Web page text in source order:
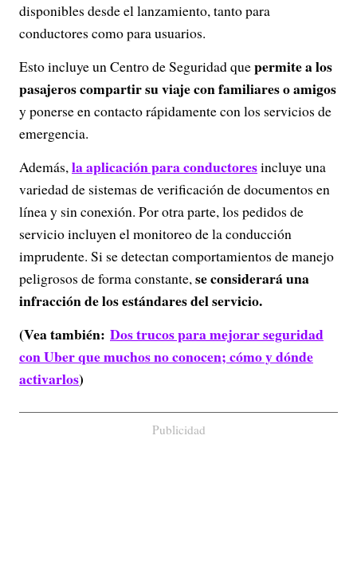
disponibles desde el lanzamiento, tanto para
conductores como para usuarios.
Esto incluye un Centro de Seguridad quepermite a los
pasajeros compartir su viaje con familiareso amigos
y ponerse en contacto rápidamente con los servicios de
emergencia.
Además,la aplicación para conductoresincluye una
variedad de sistemas de verificación de documentos en
línea y sin conexión. Por otra parte, los pedidos de
servicio incluyen el monitoreo de la conducción
imprudente. Si se detectan comportamientos de manejo
peligrosos de forma constante,se considerará una
infracción de los estándares del servicio.
(Vea también: Dos trucos para mejorar seguridad
con Uber que muchos no conocen; cómo y dónde
activarlos)
Publicidad